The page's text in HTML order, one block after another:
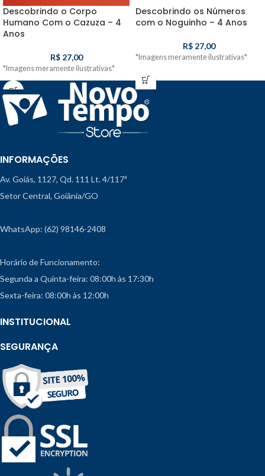
Descobrindo o Corpo
Humano Com o Cazuza – 4
Anos
R$27,00
*Imagens meramente ilustrativas*
Descobrindo os Números
com o Noguinho – 4 Anos
R$27,00
*Imagens meramente ilustrativas*
INFORMAÇÕES
Av. Goiás, 1127, Qd. 111 Lt. 4/117ª
Setor Central, Goiânia/GO
WhatsApp: (62) 98146-2408
Horário de Funcionamento:
Segunda a Quinta-feira: 08:00h às 17:30h
Sexta-feira: 08:00h às 12:00h
INSTITUCIONAL
SEGURANÇA